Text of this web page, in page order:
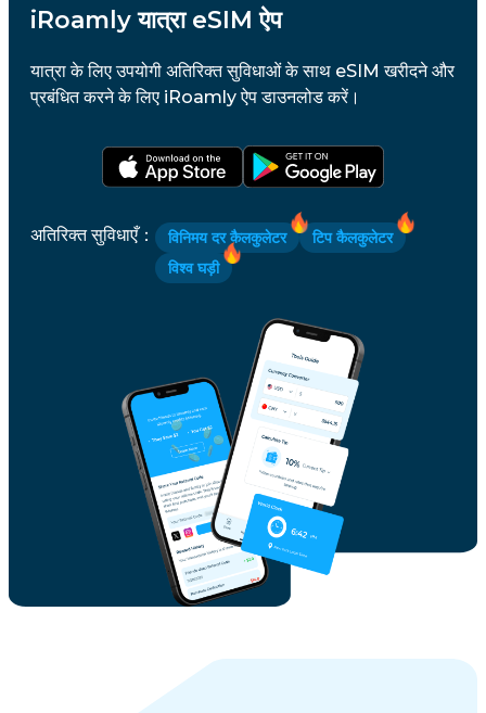
iRoamly यात्रा eSIM ऐप
यात्रा के लिए उपयोगी अतिरिक्त सुविधाओं के साथ eSIM खरीदने और
प्रबंधित करने के लिए iRoamly ऐप डाउनलोड करें।
अतिरिक्त सुविधाएँ： विनिमय दर कैलकुलेटर
टिप कैलकुलेटर
विश्व घड़ी